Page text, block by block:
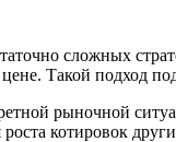
сложных
Такой подход
рыночной
котировок